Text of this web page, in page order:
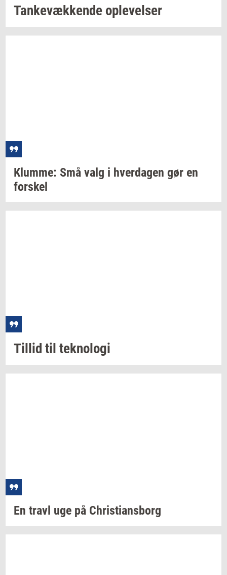
Tan­ke­væk­ken­de op­le­vel­ser
Klum­me: Små valg i hver­da­gen gør en
for­skel
Til­lid til tek­no­lo­gi
En travl uge på Chri­sti­ans­borg